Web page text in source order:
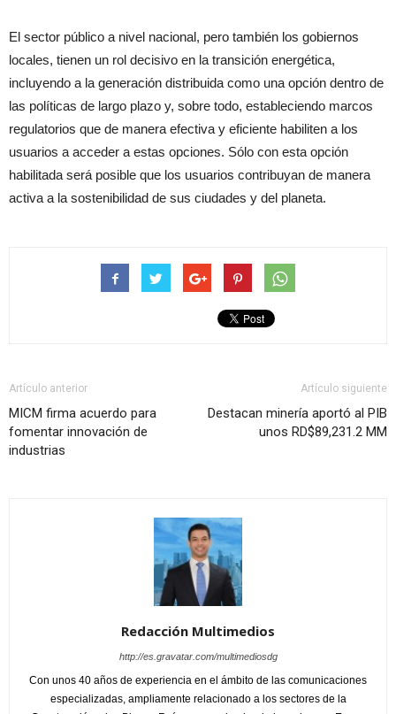
El sector público a nivel nacional, pero también los gobiernos
locales, tienen un rol decisivo en la transición energética,
incluyendo a la generación distribuida como una opción dentro de
las políticas de largo plazo y, sobre todo, estableciendo marcos
regulatorios que de manera efectiva y eficiente habiliten a los
usuarios a acceder a estas opciones. Sólo con esta opción
habilitada será posible que los usuarios contribuyan de manera
activa a la sostenibilidad de sus ciudades y del planeta.
Artículo anterior
MICM firma acuerdo para
fomentar innovación de
industrias
Artículo siguiente
Destacan minería aportó al PIB
unos RD$89,231.2 MM
Redacción Multimedios
http://es.gravatar.com/multimediosdg
Con unos 40 años de experiencia en el ámbito de las comunicaciones
especializadas, ampliamente relacionado a los sectores de la